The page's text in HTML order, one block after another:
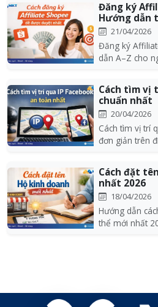
Đăng ký
Hướng dẫn
21/04/2026
Đăng ký
dẫn A–Z cho
Cách tìm vị
chuẩn nhất
20/04/2026
Cách tìm vị trí
đơn giản trên
Cách đặt
nhất 2026
18/04/2026
Hướng dẫn
thể mới nhất